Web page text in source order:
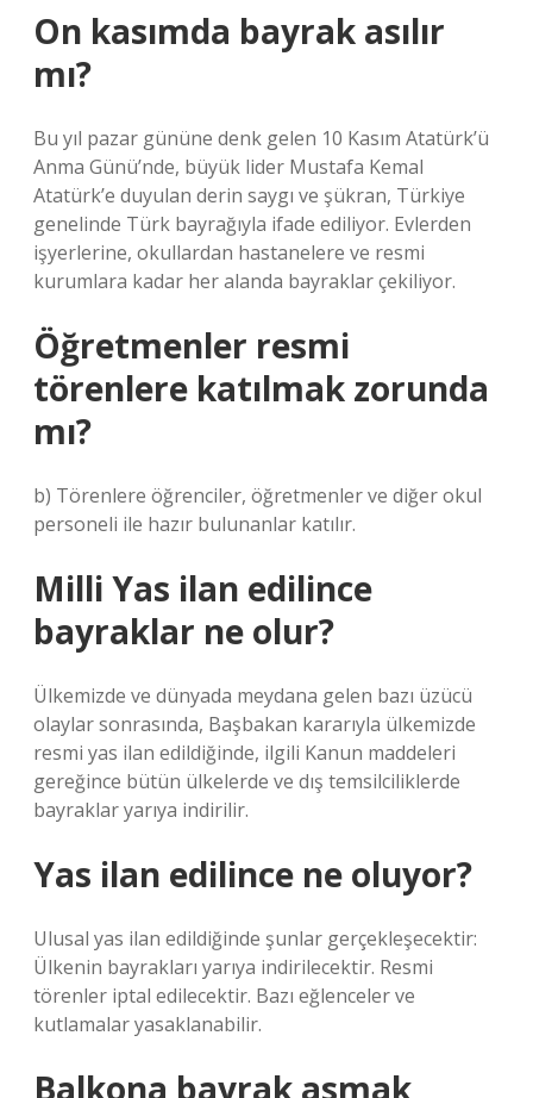
On kasımda bayrak asılır
mı?
Bu yıl pazar gününe denk gelen 10 Kasım Atatürk’ü
Anma Günü’nde, büyük lider Mustafa Kemal
Atatürk’e duyulan derin saygı ve şükran, Türkiye
genelinde Türk bayrağıyla ifade ediliyor. Evlerden
işyerlerine, okullardan hastanelere ve resmi
kurumlara kadar her alanda bayraklar çekiliyor.
Öğretmenler resmi
törenlere katılmak zorunda
mı?
b) Törenlere öğrenciler, öğretmenler ve diğer okul
personeli ile hazır bulunanlar katılır.
Milli Yas ilan edilince
bayraklar ne olur?
Ülkemizde ve dünyada meydana gelen bazı üzücü
olaylar sonrasında, Başbakan kararıyla ülkemizde
resmi yas ilan edildiğinde, ilgili Kanun maddeleri
gereğince bütün ülkelerde ve dış temsilciliklerde
bayraklar yarıya indirilir.
Yas ilan edilince ne oluyor?
Ulusal yas ilan edildiğinde şunlar gerçekleşecektir:
Ülkenin bayrakları yarıya indirilecektir. Resmi
törenler iptal edilecektir. Bazı eğlenceler ve
kutlamalar yasaklanabilir.
Balkona bayrak asmak